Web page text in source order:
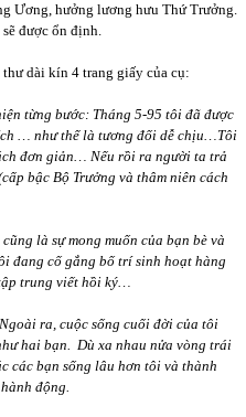
Ương, hưởng lương hưu Thứ Trưởng.
cụ sẽ được ổn định.
dài kín 4 trang giấy của cụ:
từng bước: Tháng 5-95 tôi đã được
… như thế là tương đối dễ chịu…Tôi
đơn giản… Nếu rồi ra người ta trả
bậc Bộ Trưởng và thâm niên cách
là sự mong muốn của bạn bè và
đang cố gắng bố trí sinh hoạt hàng
trung viết hồi ký…
ra, cuộc sống cuối đời của tôi
hai bạn. Dù xa nhau nửa vòng trái
các bạn sống lâu hơn tôi và thành
động.